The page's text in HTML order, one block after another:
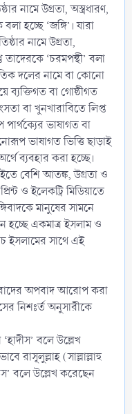
নামে উগ্রতা, অস্ত্রধারণ,
হচ্ছে ‘জঙ্গি’। যারা
নামে উগ্রতা,
তাদেরকে ‘চরমপন্থী’ বলা
দলের নামে বা কোনো
ব্যক্তিগত বা গোষ্ঠীগত
বা খুনখারাবিতে লিপ্ত
পার্থক্যের ভাষাগত বা
ভাষাগত ভিত্তি ছাড়াই
ব্যবহার করা হচ্ছে।
বেশি আতঙ্ক, উগ্রতা ও
ও ইলেকট্রি মিডিয়াতে
মানুষের সামনে
হচ্ছে একমাত্র ইসলাম ও
ইসলামের সাথে এই
অপবাদ আরোপ করা
নিশঃর্ত অনুসারীকে
বলে উল্লেখ
রাসূলুল্লাহ (সাল্লাল্লাহু
বলে উল্লেখ করেছেন